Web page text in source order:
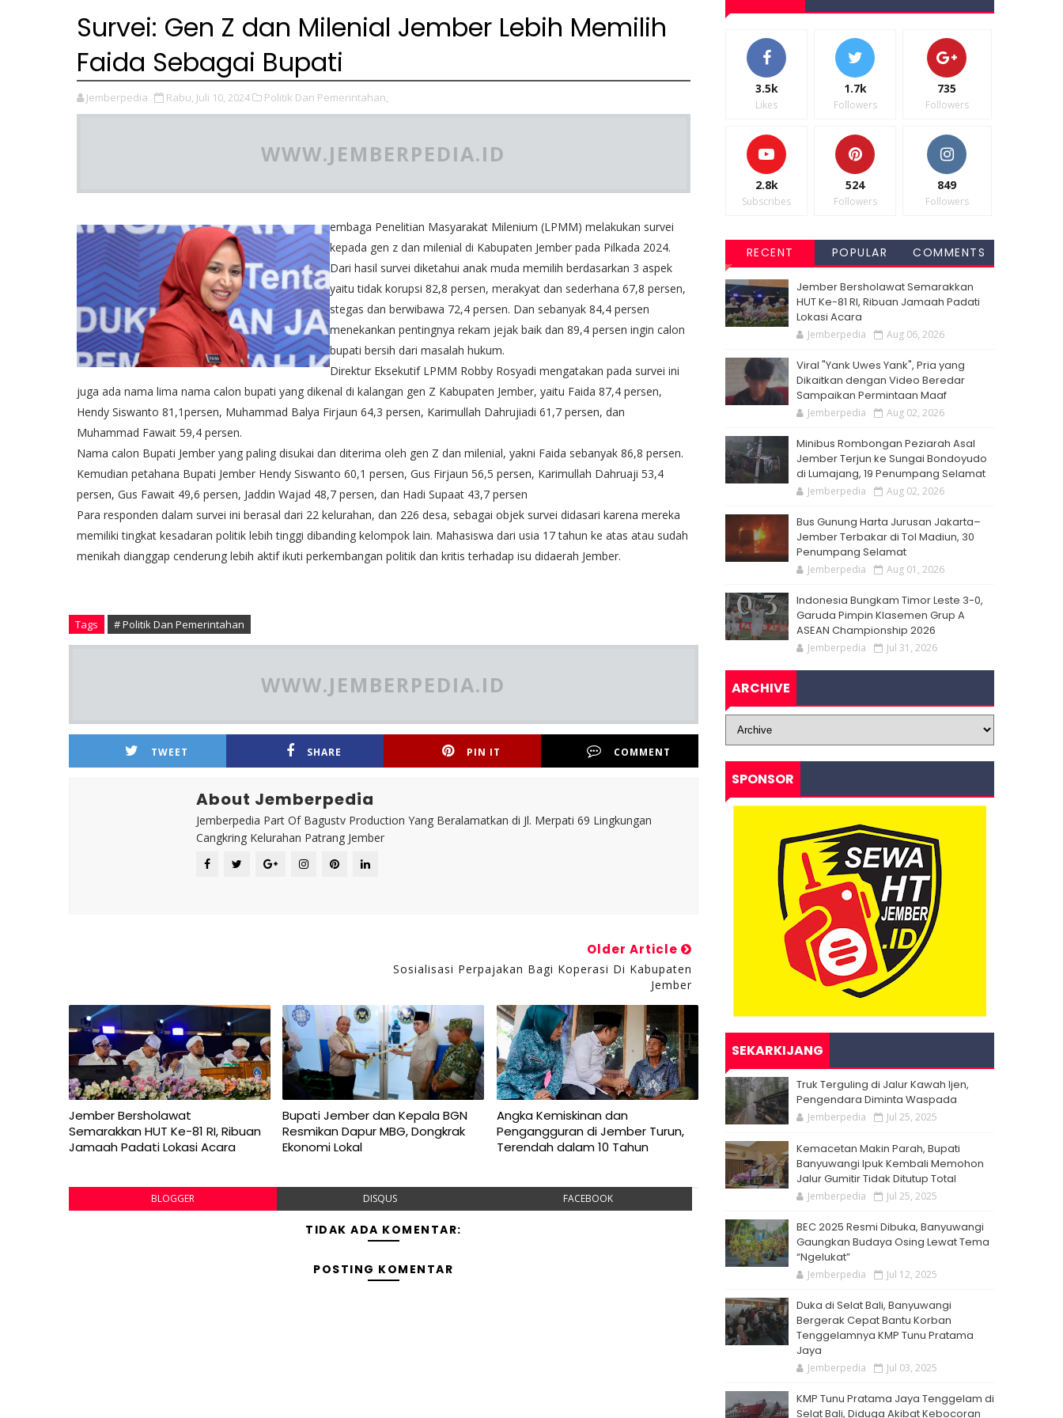
Survei: Gen Z dan Milenial Jember Lebih Memilih
Faida Sebagai Bupati
Jemberpedia Rabu, Juli 10, 2024 Politik Dan Pemerintahan,
WWW.JEMBERPEDIA.ID
embaga Penelitian Masyarakat Milenium (LPMM) melakukan survei
kepada gen z dan milenial di Kabupaten Jember pada Pilkada 2024.
Dari hasil survei diketahui anak muda memilih berdasarkan 3 aspek
yaitu tidak korupsi 82,8 persen, merakyat dan sederhana 67,8 persen,
stegas dan berwibawa 72,4 persen. Dan sebanyak 84,4 persen
menekankan pentingnya rekam jejak baik dan 89,4 persen ingin calon
bupati bersih dari masalah hukum.
Direktur Eksekutif LPMM Robby Rosyadi mengatakan pada survei ini
juga ada nama lima nama calon bupati yang dikenal di kalangan gen Z Kabupaten Jember, yaitu Faida 87,4 persen,
Hendy Siswanto 81,1persen, Muhammad Balya Firjaun 64,3 persen, Karimullah Dahrujiadi 61,7 persen, dan
Muhammad Fawait 59,4 persen.
Nama calon Bupati Jember yang paling disukai dan diterima oleh gen Z dan milenial, yakni Faida sebanyak 86,8 persen.
Kemudian petahana Bupati Jember Hendy Siswanto 60,1 persen, Gus Firjaun 56,5 persen, Karimullah Dahruaji 53,4
persen, Gus Fawait 49,6 persen, Jaddin Wajad 48,7 persen, dan Hadi Supaat 43,7 persen
Para responden dalam survei ini berasal dari 22 kelurahan, dan 226 desa, sebagai objek survei didasari karena mereka
memiliki tingkat kesadaran politik lebih tinggi dibanding kelompok lain. Mahasiswa dari usia 17 tahun ke atas atau sudah
menikah dianggap cenderung lebih aktif ikuti perkembangan politik dan kritis terhadap isu didaerah Jember.
Tags # Politik Dan Pemerintahan
WWW.JEMBERPEDIA.ID
TWEET SHARE PIN IT COMMENT
About Jemberpedia
Jemberpedia Part Of Bagustv Production Yang Beralamatkan di Jl. Merpati 69 Lingkungan
Cangkring Kelurahan Patrang Jember
Older Article
Sosialisasi Perpajakan Bagi Koperasi Di Kabupaten
Jember
Jember Bersholawat
Semarakkan HUT Ke-81 RI, Ribuan
Jamaah Padati Lokasi Acara
Bupati Jember dan Kepala BGN
Resmikan Dapur MBG, Dongkrak
Ekonomi Lokal
Angka Kemiskinan dan
Pengangguran di Jember Turun,
Terendah dalam 10 Tahun
BLOGGER DISQUS FACEBOOK
TIDAK ADA KOMENTAR:
POSTING KOMENTAR
3.5k
Likes
1.7k
Followers
735
Followers
2.8k
Subscribes
524
Followers
849
Followers
RECENT POPULAR COMMENTS
Jember Bersholawat Semarakkan
HUT Ke-81 RI, Ribuan Jamaah Padati
Lokasi Acara
Jemberpedia Aug 06, 2026
Viral "Yank Uwes Yank", Pria yang
Dikaitkan dengan Video Beredar
Sampaikan Permintaan Maaf
Jemberpedia Aug 02, 2026
Minibus Rombongan Peziarah Asal
Jember Terjun ke Sungai Bondoyudo
di Lumajang, 19 Penumpang Selamat
Jemberpedia Aug 02, 2026
Bus Gunung Harta Jurusan Jakarta–
Jember Terbakar di Tol Madiun, 30
Penumpang Selamat
Jemberpedia Aug 01, 2026
Indonesia Bungkam Timor Leste 3-0,
Garuda Pimpin Klasemen Grup A
ASEAN Championship 2026
Jemberpedia Jul 31, 2026
ARCHIVE
SPONSOR
SEKARKIJANG
Truk Terguling di Jalur Kawah Ijen,
Pengendara Diminta Waspada
Jemberpedia Jul 25, 2025
Kemacetan Makin Parah, Bupati
Banyuwangi Ipuk Kembali Memohon
Jalur Gumitir Tidak Ditutup Total
Jemberpedia Jul 25, 2025
BEC 2025 Resmi Dibuka, Banyuwangi
Gaungkan Budaya Osing Lewat Tema
“Ngelukat”
Jemberpedia Jul 12, 2025
Duka di Selat Bali, Banyuwangi
Bergerak Cepat Bantu Korban
Tenggelamnya KMP Tunu Pratama
Jaya
Jemberpedia Jul 03, 2025
KMP Tunu Pratama Jaya Tenggelam di
Selat Bali, Diduga Akibat Kebocoran